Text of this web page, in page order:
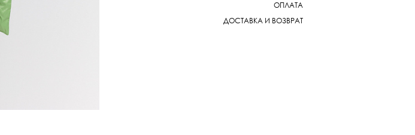
ОПЛАТА
ДОСТАВКА И ВОЗВРАТ